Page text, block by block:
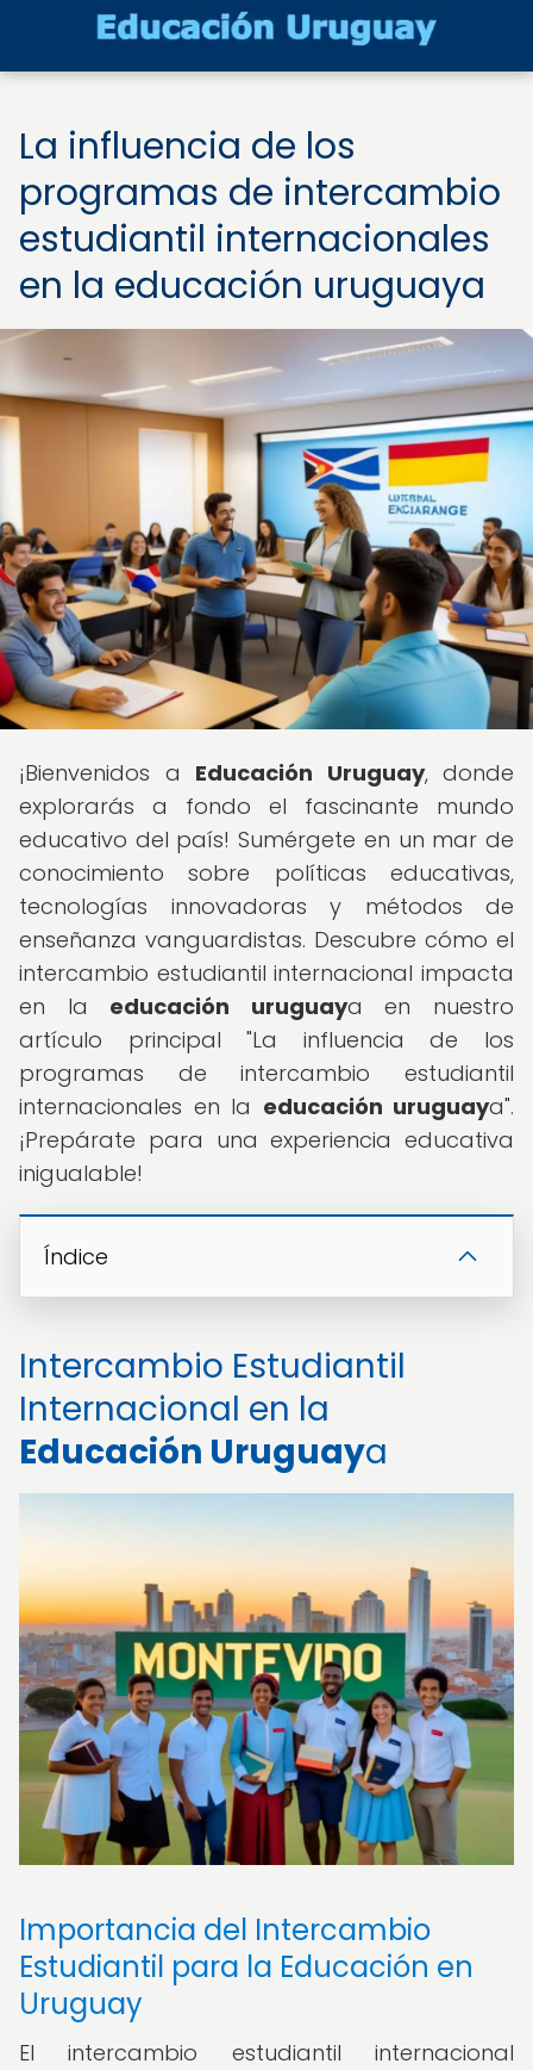
La influencia de los
programas de intercambio
estudiantil internacionales
en la educación uruguaya
¡Bienvenidos a Educación Uruguay, donde
explorarás a fondo el fascinante mundo
educativo del país! Sumérgete en un mar de
conocimiento sobre políticas educativas,
tecnologías innovadoras y métodos de
enseñanza vanguardistas. Descubre cómo el
intercambio estudiantil internacional impacta
en la educación uruguaya en nuestro
artículo principal "La influencia de los
programas de intercambio estudiantil
internacionales en la educación uruguaya".
¡Prepárate para una experiencia educativa
inigualable!
Índice
Intercambio Estudiantil
Internacional en la
Educación Uruguaya
Importancia del Intercambio
Estudiantil para la Educación en
Uruguay
El intercambio estudiantil internacional